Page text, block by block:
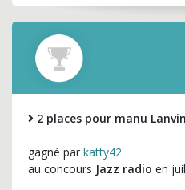
2 places pour manu
gagné par katty42
au concours Jazz radio en